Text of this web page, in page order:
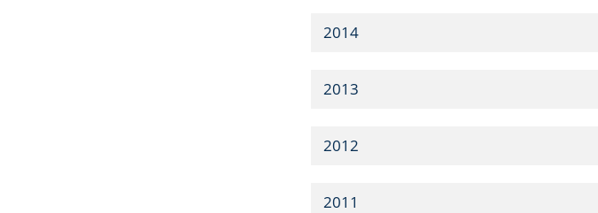
2014
2013
2012
2011